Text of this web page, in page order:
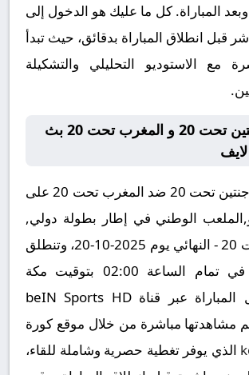
وبعد المباراة. كل ما عليك هو الدخول إلى
قبل انطلاق المباراة بدقائق، حيث تبدأ
مع الاستوديو التحليلي والتشكيلة
مباراة الأرجنتين تحت 20 و المغرب تحت 20 بث
تُقام مباراة الأرجنتين تحت 20 ضد المغرب تحت 20 على
الوطني في إطار بطولة دولي,
كأس العالم تحت 20 - النهائي يوم 2025-10-20، وتنطلق
صافرة البداية في تمام الساعة 02:00 بتوقيت مكة
المكرمة. وتُنقل المباراة عبر قناة beIN Sports HD
مشاهدتها مباشرة من خلال موقع كورة
الذي يوفر تغطية حصرية وشاملة للقاء،